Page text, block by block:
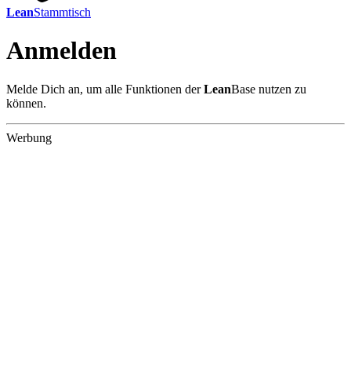
LeanStammtisch
Anmelden
Melde Dich an, um alle Funktionen derLeanBase nutzen zu
können.
Werbung